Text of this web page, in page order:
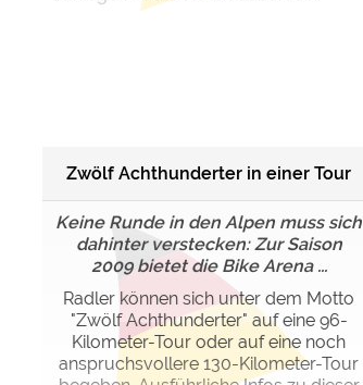
Zwölf Achthunderter in einer Tour
Keine Runde in den Alpen muss sich
dahinter verstecken: Zur Saison
2009 bietet die Bike Arena ...
Radler können sich unter dem Motto
"Zwölf Achthunderter" auf eine 96-
Kilometer-Tour oder auf eine noch
anspruchsvollere 130-Kilometer-Tour